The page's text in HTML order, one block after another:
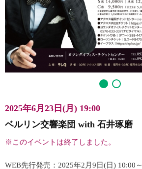
2025年6月23日(月) 19:00
ベルリン交響楽団 with 石井琢磨
※このイベントは終了しました。
WEB先行発売：2025年2月9日(日) 10:00～